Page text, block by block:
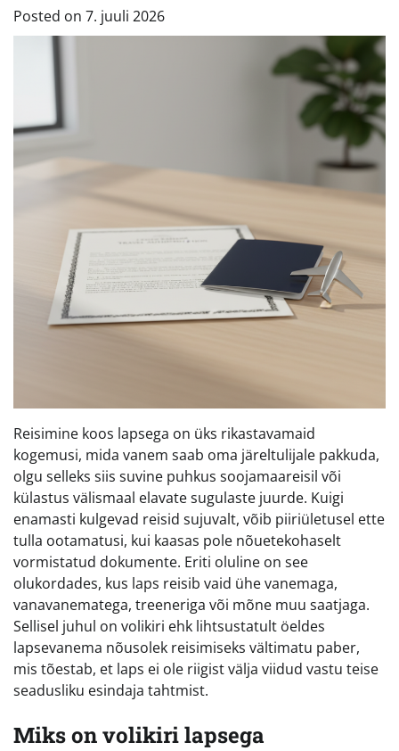
Posted on 7. juuli 2026
Reisimine koos lapsega on üks rikastavamaid
kogemusi, mida vanem saab oma järeltulijale pakkuda,
olgu selleks siis suvine puhkus soojamaareisil või
külastus välismaal elavate sugulaste juurde. Kuigi
enamasti kulgevad reisid sujuvalt, võib piiriületusel ette
tulla ootamatusi, kui kaasas pole nõuetekohaselt
vormistatud dokumente. Eriti oluline on see
olukordades, kus laps reisib vaid ühe vanemaga,
vanavanematega, treeneriga või mõne muu saatjaga.
Sellisel juhul on volikiri ehk lihtsustatult öeldes
lapsevanema nõusolek reisimiseks vältimatu paber,
mis tõestab, et laps ei ole riigist välja viidud vastu teise
seadusliku esindaja tahtmist.
Miks on volikiri lapsega